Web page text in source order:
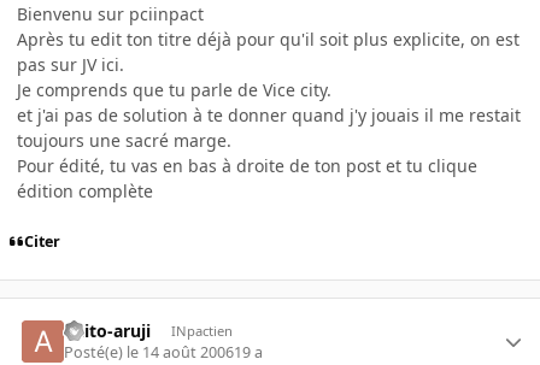
Bienvenu sur pciinpact
Après tu edit ton titre déjà pour qu'il soit plus explicite, on est
pas sur JV ici.
Je comprends que tu parle de Vice city.
et j'ai pas de solution à te donner quand j'y jouais il me restait
toujours une sacré marge.
Pour édité, tu vas en bas à droite de ton post et tu clique
édition complète
Citer
akito-aruji INpactien
Posté(e) le 14 août 200619 a